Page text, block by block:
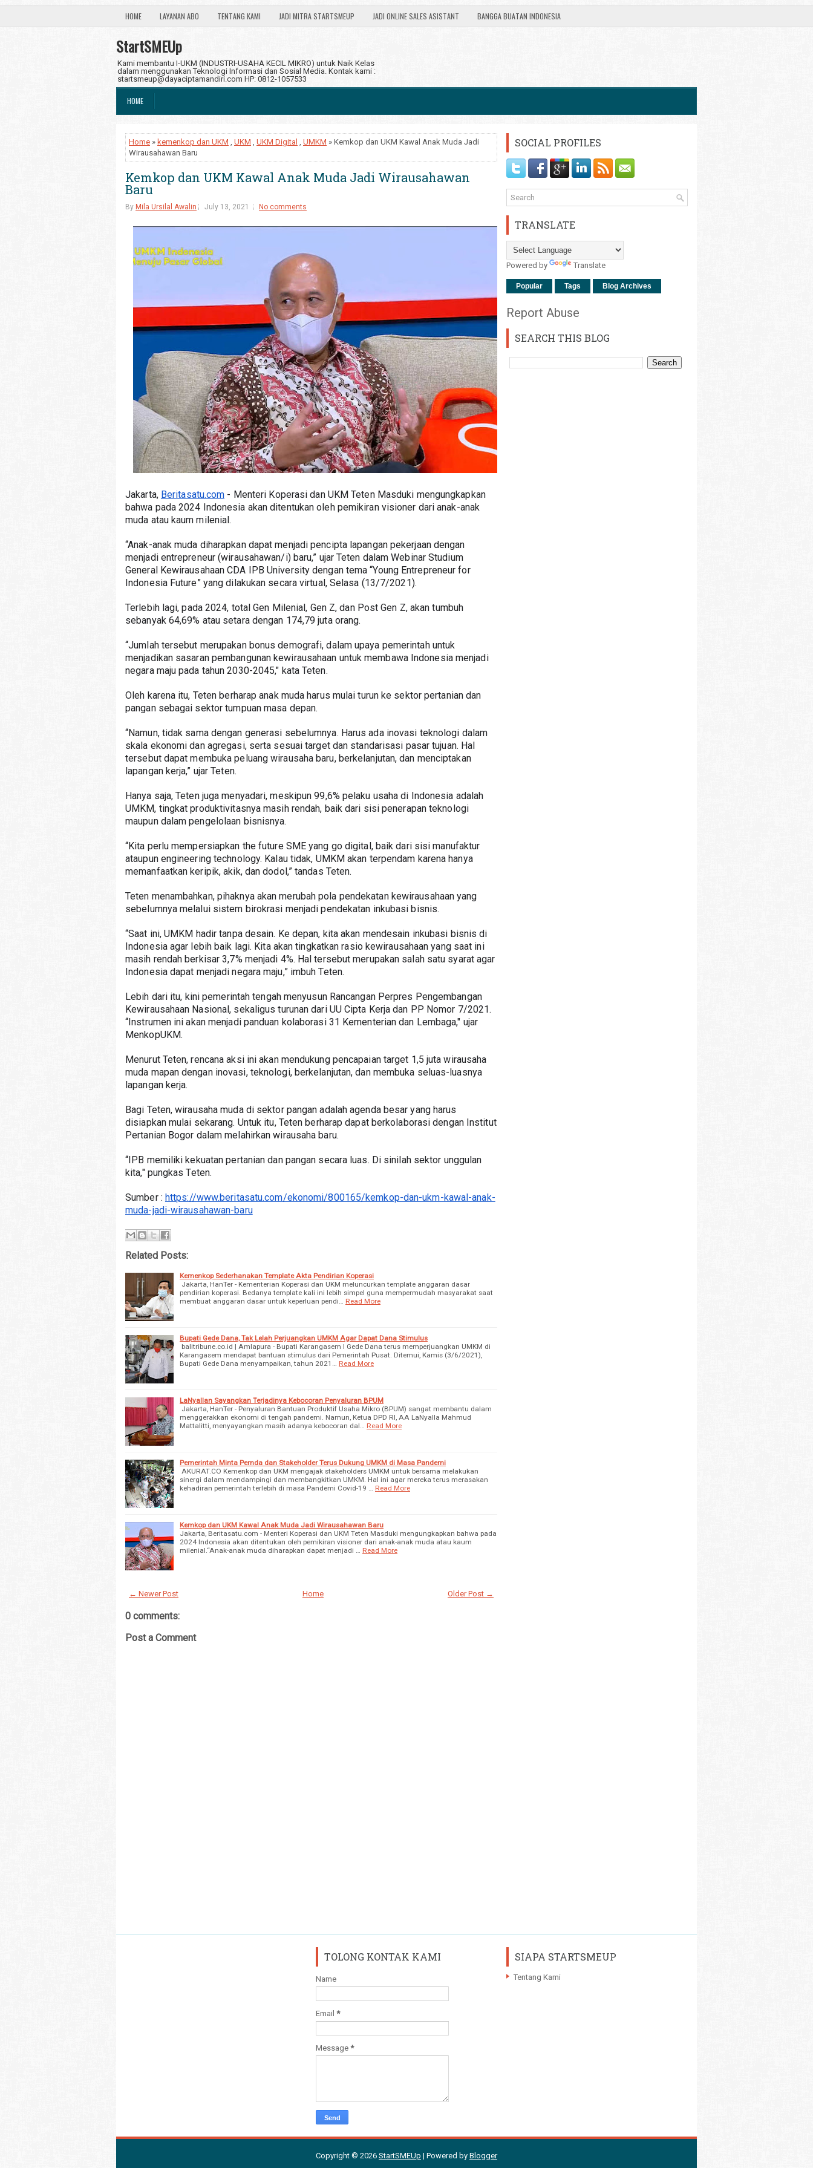
HOME LAYANAN ABO TENTANG KAMI JADI MITRA STARTSMEUP JADI ONLINE SALES ASISTANT BANGGA BUATAN INDONESIA
StartSMEUp
Kami membantu I-UKM (INDUSTRI-USAHA KECIL MIKRO) untuk Naik Kelas
dalam menggunakan Teknologi Informasi dan Sosial Media. Kontak kami :
startsmeup@dayaciptamandiri.com HP: 0812-1057533
HOME
Home » kemenkop dan UKM , UKM , UKM Digital , UMKM » Kemkop dan UKM Kawal Anak Muda Jadi
Wirausahawan Baru
Kemkop dan UKM Kawal Anak Muda Jadi Wirausahawan
Baru
By Mila Ursilal Awalin July 13, 2021 No comments
Jakarta, Beritasatu.com - Menteri Koperasi dan UKM Teten Masduki mengungkapkan
bahwa pada 2024 Indonesia akan ditentukan oleh pemikiran visioner dari anak-anak
muda atau kaum milenial.
“Anak-anak muda diharapkan dapat menjadi pencipta lapangan pekerjaan dengan
menjadi entrepreneur (wirausahawan/i) baru,” ujar Teten dalam Webinar Studium
General Kewirausahaan CDA IPB University dengan tema “Young Entrepreneur for
Indonesia Future” yang dilakukan secara virtual, Selasa (13/7/2021).
Terlebih lagi, pada 2024, total Gen Milenial, Gen Z, dan Post Gen Z, akan tumbuh
sebanyak 64,69% atau setara dengan 174,79 juta orang.
“Jumlah tersebut merupakan bonus demografi, dalam upaya pemerintah untuk
menjadikan sasaran pembangunan kewirausahaan untuk membawa Indonesia menjadi
negara maju pada tahun 2030-2045," kata Teten.
Oleh karena itu, Teten berharap anak muda harus mulai turun ke sektor pertanian dan
pangan sebagai sektor tumpuan masa depan.
“Namun, tidak sama dengan generasi sebelumnya. Harus ada inovasi teknologi dalam
skala ekonomi dan agregasi, serta sesuai target dan standarisasi pasar tujuan. Hal
tersebut dapat membuka peluang wirausaha baru, berkelanjutan, dan menciptakan
lapangan kerja,” ujar Teten.
Hanya saja, Teten juga menyadari, meskipun 99,6% pelaku usaha di Indonesia adalah
UMKM, tingkat produktivitasnya masih rendah, baik dari sisi penerapan teknologi
maupun dalam pengelolaan bisnisnya.
“Kita perlu mempersiapkan the future SME yang go digital, baik dari sisi manufaktur
ataupun engineering technology. Kalau tidak, UMKM akan terpendam karena hanya
memanfaatkan keripik, akik, dan dodol,” tandas Teten.
Teten menambahkan, pihaknya akan merubah pola pendekatan kewirausahaan yang
sebelumnya melalui sistem birokrasi menjadi pendekatan inkubasi bisnis.
“Saat ini, UMKM hadir tanpa desain. Ke depan, kita akan mendesain inkubasi bisnis di
Indonesia agar lebih baik lagi. Kita akan tingkatkan rasio kewirausahaan yang saat ini
masih rendah berkisar 3,7% menjadi 4%. Hal tersebut merupakan salah satu syarat agar
Indonesia dapat menjadi negara maju,” imbuh Teten.
Lebih dari itu, kini pemerintah tengah menyusun Rancangan Perpres Pengembangan
Kewirausahaan Nasional, sekaligus turunan dari UU Cipta Kerja dan PP Nomor 7/2021.
“Instrumen ini akan menjadi panduan kolaborasi 31 Kementerian dan Lembaga," ujar
MenkopUKM.
Menurut Teten, rencana aksi ini akan mendukung pencapaian target 1,5 juta wirausaha
muda mapan dengan inovasi, teknologi, berkelanjutan, dan membuka seluas-luasnya
lapangan kerja.
Bagi Teten, wirausaha muda di sektor pangan adalah agenda besar yang harus
disiapkan mulai sekarang. Untuk itu, Teten berharap dapat berkolaborasi dengan Institut
Pertanian Bogor dalam melahirkan wirausaha baru.
“IPB memiliki kekuatan pertanian dan pangan secara luas. Di sinilah sektor unggulan
kita," pungkas Teten.
Sumber : https://www.beritasatu.com/ekonomi/800165/kemkop-dan-ukm-kawal-anak-
muda-jadi-wirausahawan-baru
Related Posts:
Kemenkop Sederhanakan Template Akta Pendirian Koperasi
Jakarta, HanTer - Kementerian Koperasi dan UKM meluncurkan template anggaran dasar
pendirian koperasi. Bedanya template kali ini lebih simpel guna mempermudah masyarakat saat
membuat anggaran dasar untuk keperluan pendi…
Read More
Bupati Gede Dana, Tak Lelah Perjuangkan UMKM Agar Dapat Dana Stimulus
balitribune.co.id | Amlapura - Bupati Karangasem I Gede Dana terus memperjuangkan UMKM di
Karangasem mendapat bantuan stimulus dari Pemerintah Pusat. Ditemui, Kamis (3/6/2021),
Bupati Gede Dana menyampaikan, tahun 2021…
Read More
LaNyallan Sayangkan Terjadinya Kebocoran Penyaluran BPUM
Jakarta, HanTer - Penyaluran Bantuan Produktif Usaha Mikro (BPUM) sangat membantu dalam
menggerakkan ekonomi di tengah pandemi. Namun, Ketua DPD RI, AA LaNyalla Mahmud
Mattalitti, menyayangkan masih adanya kebocoran dal…
Read More
Pemerintah Minta Pemda dan Stakeholder Terus Dukung UMKM di Masa Pandemi
AKURAT.CO Kemenkop dan UKM mengajak stakeholders UMKM untuk bersama melakukan
sinergi dalam mendampingi dan membangkitkan UMKM. Hal ini agar mereka terus merasakan
kehadiran pemerintah terlebih di masa Pandemi Covid-19 …
Read More
Kemkop dan UKM Kawal Anak Muda Jadi Wirausahawan Baru
Jakarta, Beritasatu.com - Menteri Koperasi dan UKM Teten Masduki mengungkapkan bahwa pada
2024 Indonesia akan ditentukan oleh pemikiran visioner dari anak-anak muda atau kaum
milenial.“Anak-anak muda diharapkan dapat menjadi …
Read More
← Newer Post Older Post →
Home
0 comments:
Post a Comment
SOCIAL PROFILES
TRANSLATE
Powered by Translate
Popular Tags Blog Archives
Report Abuse
SEARCH THIS BLOG
TOLONG KONTAK KAMI
Name
Email *
Message *
SIAPA STARTSMEUP
Tentang Kami
Copyright © 2026 StartSMEUp | Powered by Blogger